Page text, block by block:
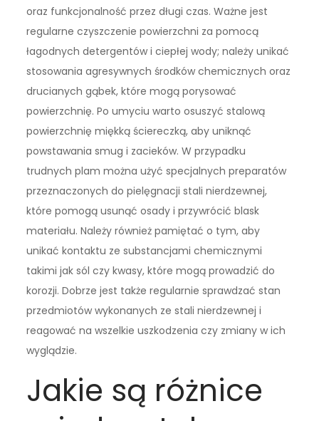
oraz funkcjonalność przez długi czas. Ważne jest
regularne czyszczenie powierzchni za pomocą
łagodnych detergentów i ciepłej wody; należy unikać
stosowania agresywnych środków chemicznych oraz
drucianych gąbek, które mogą porysować
powierzchnię. Po umyciu warto osuszyć stalową
powierzchnię miękką ściereczką, aby uniknąć
powstawania smug i zacieków. W przypadku
trudnych plam można użyć specjalnych preparatów
przeznaczonych do pielęgnacji stali nierdzewnej,
które pomogą usunąć osady i przywrócić blask
materiału. Należy również pamiętać o tym, aby
unikać kontaktu ze substancjami chemicznymi
takimi jak sól czy kwasy, które mogą prowadzić do
korozji. Dobrze jest także regularnie sprawdzać stan
przedmiotów wykonanych ze stali nierdzewnej i
reagować na wszelkie uszkodzenia czy zmiany w ich
wyglądzie.
Jakie są różnice